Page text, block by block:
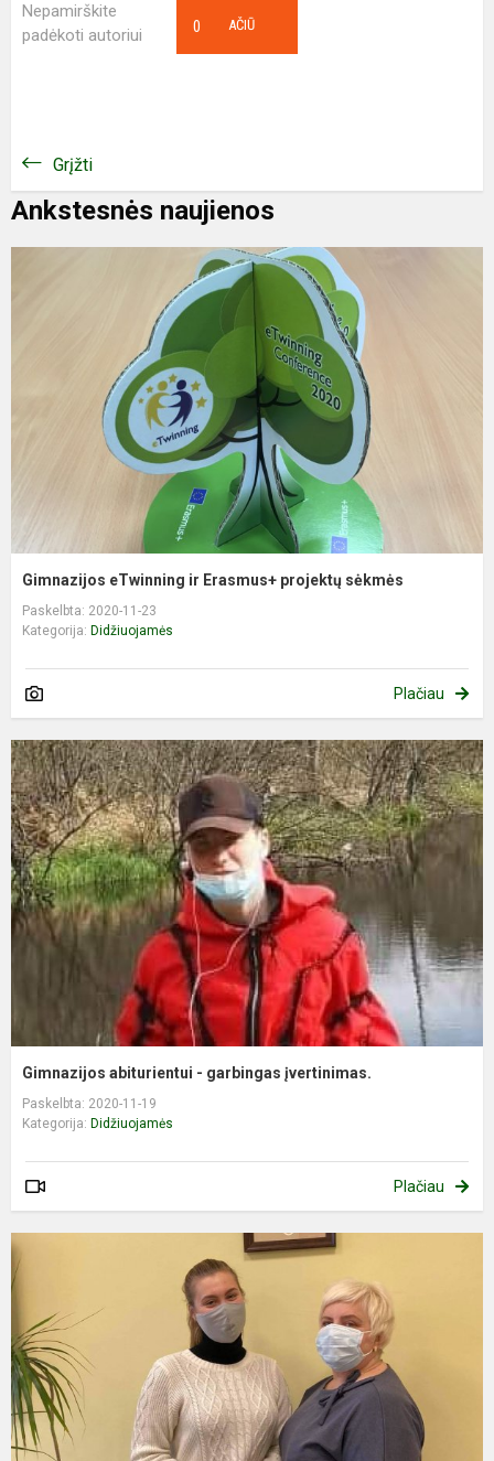
Nepamirškite
padėkoti autoriui
AČIŪ
0
Grįžti
Ankstesnės naujienos
Gimnazijos eTwinning ir Erasmus+ projektų sėkmės
Paskelbta: 2020-11-23
Kategorija: Didžiuojamės
Plačiau
Gimnazijos abiturientui - garbingas įvertinimas.
Paskelbta: 2020-11-19
Kategorija: Didžiuojamės
Plačiau